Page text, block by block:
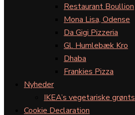
Restaurant Boullion
Mona Lisa, Odense
Da Gigi Pizzeria
Gl. Humlebæk Kro
Dhaba
Frankies Pizza
Nyheder
IKEA’s vegetariske
Cookie Declaration